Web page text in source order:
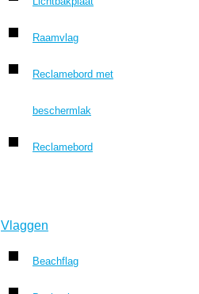
Raamvlag
Reclamebord met
beschermlak
Reclamebord
Vlaggen
Beachflag